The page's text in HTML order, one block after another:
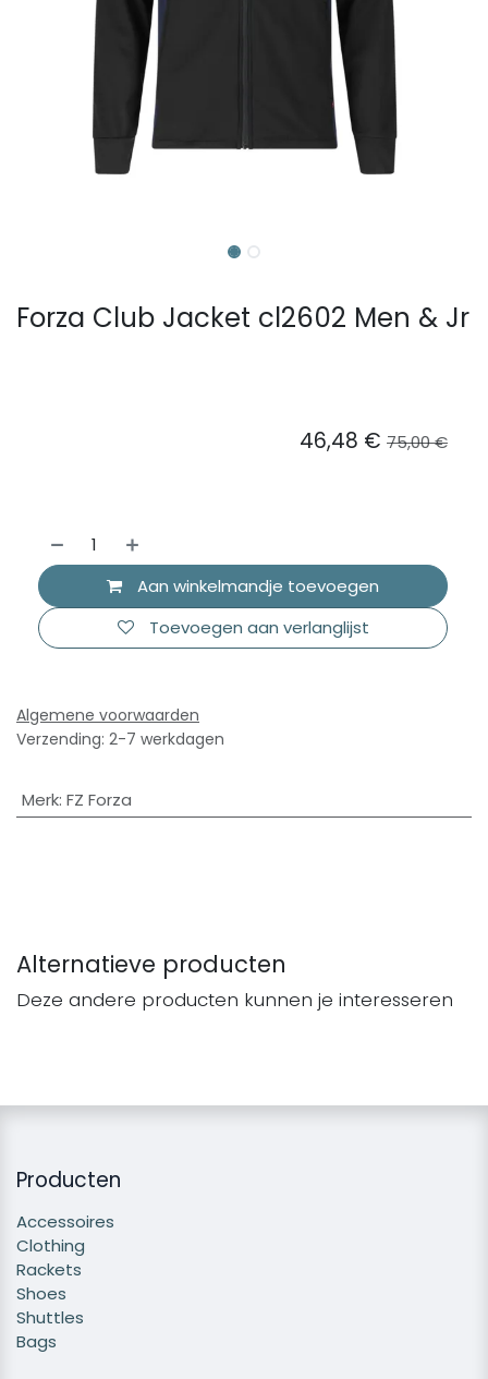
Forza Club Jacket cl2602 Men & Jr
Aan winkelmandje toevoegen
Toevoegen aan verlanglijst
46,48 € 75,00€
Algemene voorwaarden
Verzending: 2-7 werkdagen
Merk: FZ Forza
Alternatieve producten
Deze andere producten kunnen je interesseren
Producten
Accessoires
Clothing
Rackets
Shoes
Shuttles
Bags